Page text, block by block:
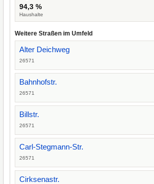
94,3 %
Haushalte
Weitere Straßen im Umfeld
Alter Deichweg
26571
Bahnhofstr.
26571
Billstr.
26571
Carl-Stegmann-Str.
26571
Cirksenastr.